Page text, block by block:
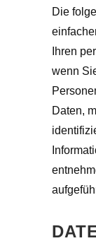
Die
Ihren
wenn
Daten,